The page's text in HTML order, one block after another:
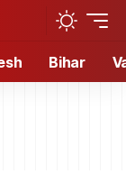
Bihar